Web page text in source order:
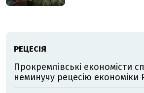
РЕЦЕСІЯ
Прокремлівські економісти
неминучу рецесію економіки